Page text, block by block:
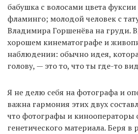
бабушка с волосами цвета
фламинго; молодой человек с
Владимира Горшенёва на груди.
хорошем кинематографе и
наблюдении: обычно идея,
голову, — это то, что ты где-то
Я не делю себя на фотографа и
важна гармония этих двух
что фотографы и кинооператоры
генетического материала. Беря в